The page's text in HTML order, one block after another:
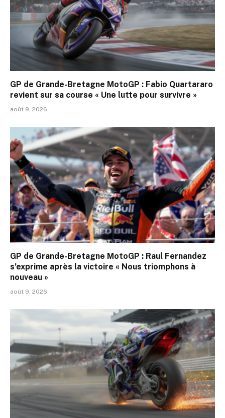
GP de Grande-Bretagne MotoGP : Fabio Quartararo
revient sur sa course « Une lutte pour survivre »
août 9, 2026
GP de Grande-Bretagne MotoGP : Raul Fernandez
s’exprime après la victoire « Nous triomphons à
nouveau »
août 9, 2026